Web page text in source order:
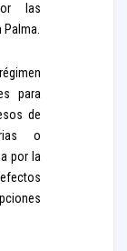
las
para
de
o
por la